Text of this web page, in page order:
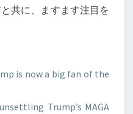
共に、ますます注目を
is now a big fan of the
Trump’s MAGA